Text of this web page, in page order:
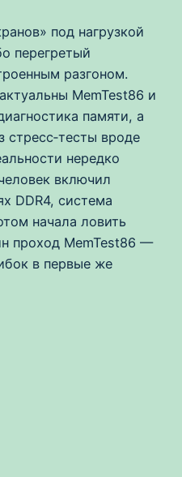
под нагрузкой
перегретый
разгоном.
MemTest86 и
памяти, а
стресс‑тесты вроде
нередко
включил
DDR4, система
начала ловить
проход MemTest86 —
в первые же